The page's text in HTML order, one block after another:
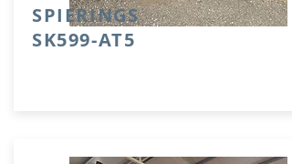
SPIERINGS
SK599-AT5